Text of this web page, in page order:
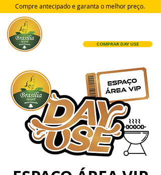
COMPRAR DAY USE
Compre antecipado e garanta o melhor preço.